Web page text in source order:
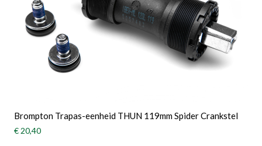
Brompton Trapas-eenheid THUN 119mm Spider Crankstel
€ 20,40